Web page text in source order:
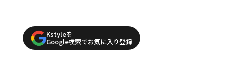
Kstyleを
Google検索でお気に入り登録